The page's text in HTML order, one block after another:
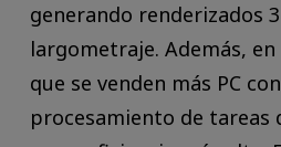
generando renderizados
largometraje. Además,
que se venden más PC
procesamiento de